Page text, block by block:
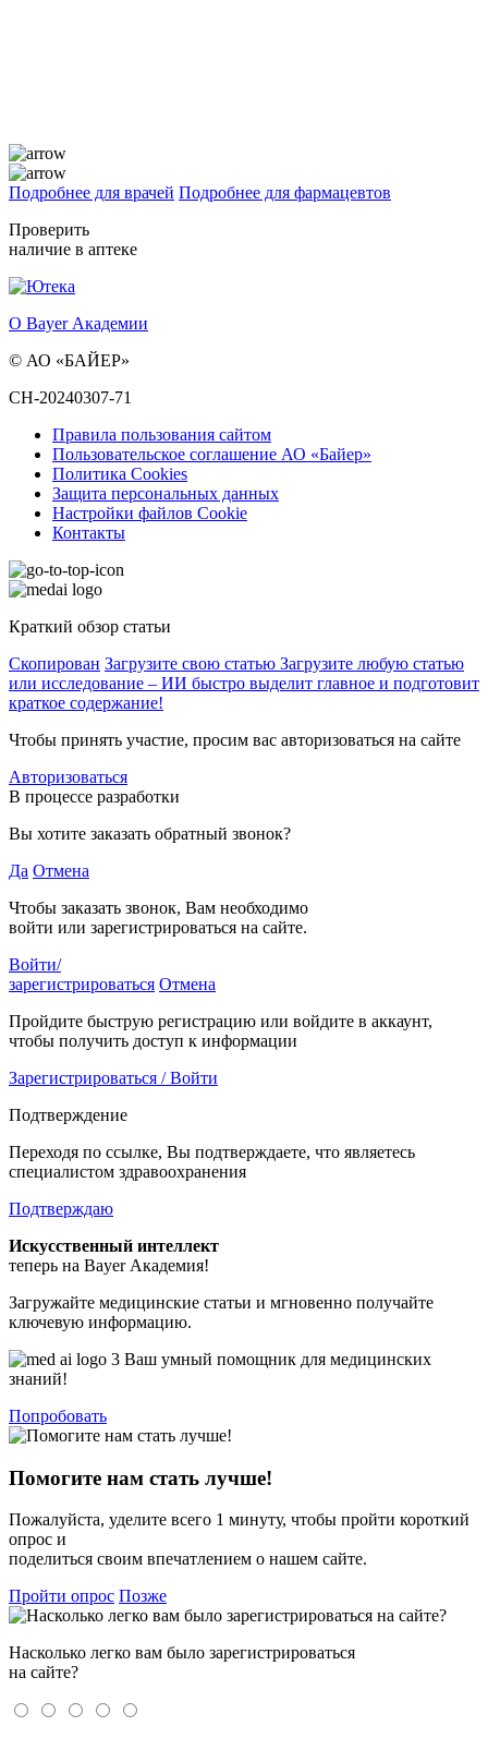
Подробнее для врачей Подробнее для фармацевтов
Проверить
наличие в аптеке
О Bayer Академии
© АО «БАЙЕР»
CH-20240307-71
Правила пользования сайтом
Пользовательское соглашение АО «Байер»
Политика Cookies
Защита персональных данных
Настройки файлов Cookie
Контакты
Краткий обзор статьи
Скопирован Загрузите свою статью Загрузите любую статью
или исследование – ИИ быстро выделит главное и подготовит
краткое содержание!
Чтобы принять участие, просим вас авторизоваться на сайте
Авторизоваться
В процессе разработки
Вы хотите заказать обратный звонок?
Да Отмена
Чтобы заказать звонок, Вам необходимо
войти или зарегистрироваться на сайте.
Войти/
зарегистрироваться Отмена
Пройдите быструю регистрацию или войдите в аккаунт,
чтобы получить доступ к информации
Зарегистрироваться / Войти
Подтверждение
Переходя по ссылке, Вы подтверждаете, что являетесь
специалистом здравоохранения
Подтверждаю
Искусственный интеллект
теперь на Bayer Академия!
Загружайте медицинские статьи и мгновенно получайте
ключевую информацию.
Ваш умный помощник для медицинских
знаний!
Попробовать
Помогите нам стать лучше!
Пожалуйста, уделите всего 1 минуту, чтобы пройти короткий
опрос и
поделиться своим впечатлением о нашем сайте.
Пройти опрос Позже
Насколько легко вам было зарегистрироваться
на сайте?